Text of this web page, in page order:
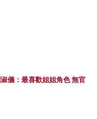
儀：最喜歡姐姐角色 無官